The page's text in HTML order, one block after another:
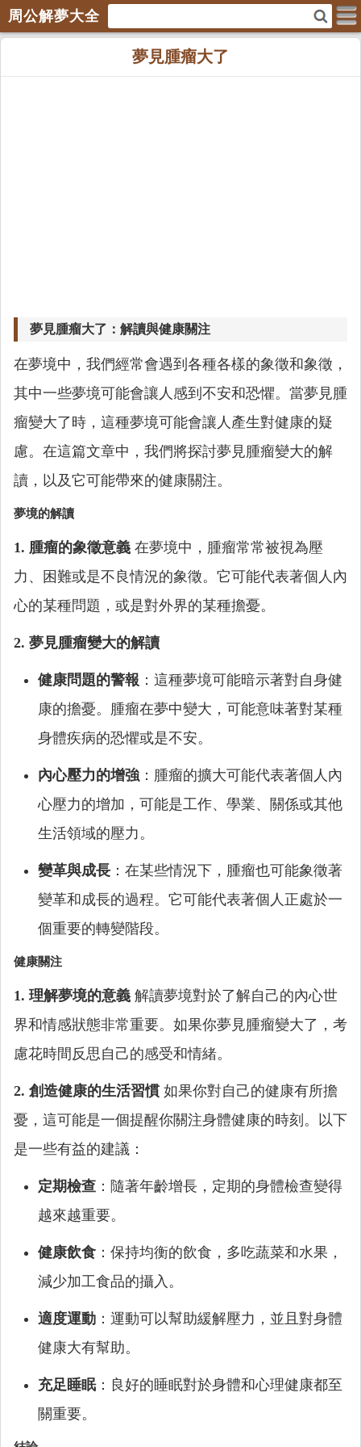
周公解夢大全
夢見腫瘤大了
夢見腫瘤大了：解讀與健康關注
在夢境中，我們經常會遇到各種各樣的象徵和象徵，
其中一些夢境可能會讓人感到不安和恐懼。當夢見腫
瘤變大了時，這種夢境可能會讓人產生對健康的疑
慮。在這篇文章中，我們將探討夢見腫瘤變大的解
讀，以及它可能帶來的健康關注。
夢境的解讀
1. 腫瘤的象徵意義 在夢境中，腫瘤常常被視為壓
力、困難或是不良情況的象徵。它可能代表著個人內
心的某種問題，或是對外界的某種擔憂。
2. 夢見腫瘤變大的解讀
健康問題的警報 ：這種夢境可能暗示著對自身健
康的擔憂。腫瘤在夢中變大，可能意味著對某種
身體疾病的恐懼或是不安。
內心壓力的增強 ：腫瘤的擴大可能代表著個人內
心壓力的增加，可能是工作、學業、關係或其他
生活領域的壓力。
變革與成長 ：在某些情況下，腫瘤也可能象徵著
變革和成長的過程。它可能代表著個人正處於一
個重要的轉變階段。
健康關注
1. 理解夢境的意義 解讀夢境對於了解自己的內心世
界和情感狀態非常重要。如果你夢見腫瘤變大了，考
慮花時間反思自己的感受和情緒。
2. 創造健康的生活習慣 如果你對自己的健康有所擔
憂，這可能是一個提醒你關注身體健康的時刻。以下
是一些有益的建議：
定期檢查 ：隨著年齡增長，定期的身體檢查變得
越來越重要。
健康飲食 ：保持均衡的飲食，多吃蔬菜和水果，
減少加工食品的攝入。
適度運動 ：運動可以幫助緩解壓力，並且對身體
健康大有幫助。
充足睡眠：良好的睡眠對於身體和心理健康都至
關重要。